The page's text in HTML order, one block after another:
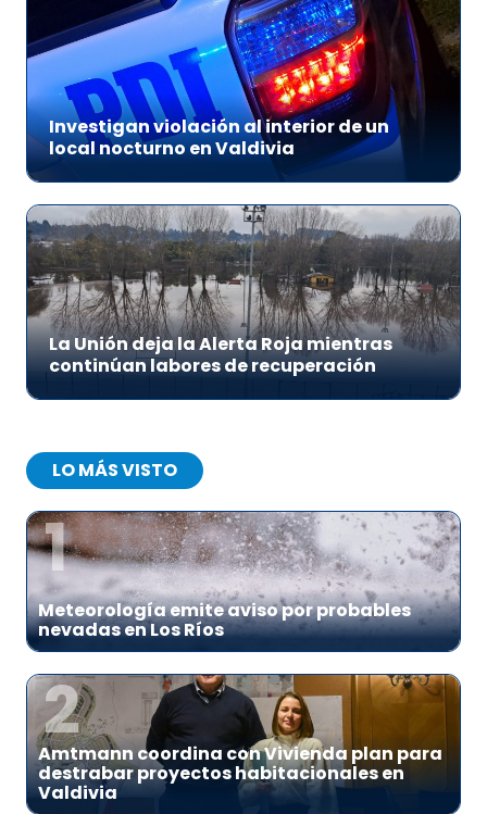
Investigan violación al interior de un
local nocturno en Valdivia
La Unión deja la Alerta Roja mientras
continúan labores de recuperación
LO MÁS VISTO
1
Meteorología emite aviso por probables
nevadas en Los Ríos
2
Amtmann coordina con Vivienda plan para
destrabar proyectos habitacionales en
Valdivia